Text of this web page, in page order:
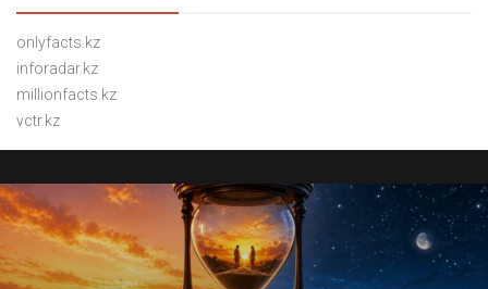
onlyfacts.kz
inforadar.kz
millionfacts.kz
vctr.kz